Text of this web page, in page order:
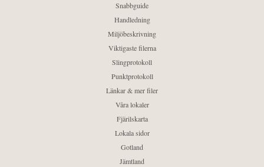
Snabbguide
Handledning
Miljöbeskrivning
Viktigaste filerna
Slingprotokoll
Punktprotokoll
Länkar & mer filer
Våra lokaler
Fjärilskarta
Lokala sidor
Gotland
Jämtland